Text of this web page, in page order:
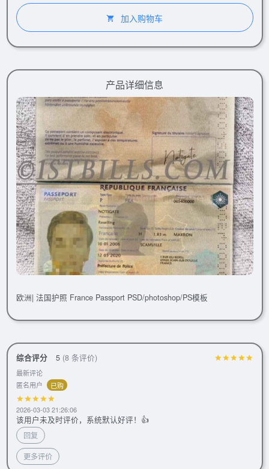
加入购物车
产品详细信息
欧洲| 法国护照 France Passport PSD/photoshop/PS模板
综合评分 5 (8 条评价)
最新评论
匿名用户
已购
2026-03-03 21:26:06
该用户未及时评价，系统默认好评！👍
回复
更多评价